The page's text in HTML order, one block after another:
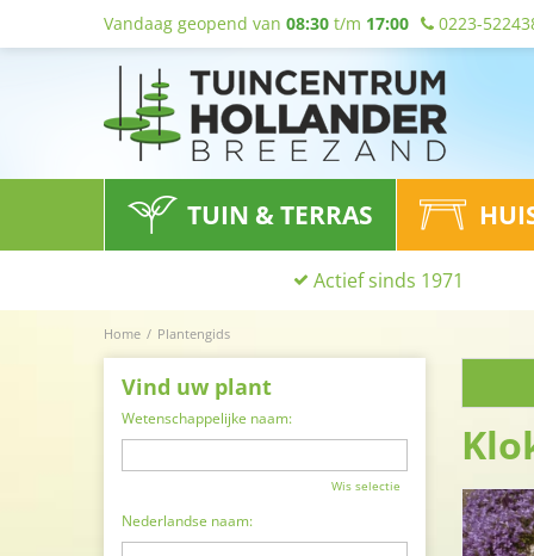
Home Plantengids
Vandaag geopend van 08:30 t/m 17:00 0223-
TUIN & TERRAS
Actief sinds 1971
Vind uw plant
Wetenschappelijke naam:
Wis selectie
Nederlandse naam: